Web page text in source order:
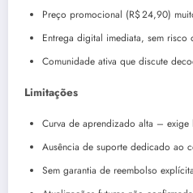
Preço promocional (R$ 24,90)
Entrega digital imediata, sem risco
Comunidade ativa que discute
Limitações
Curva de aprendizado alta – exige
Ausência de suporte dedicado ao
Sem garantia de reembolso